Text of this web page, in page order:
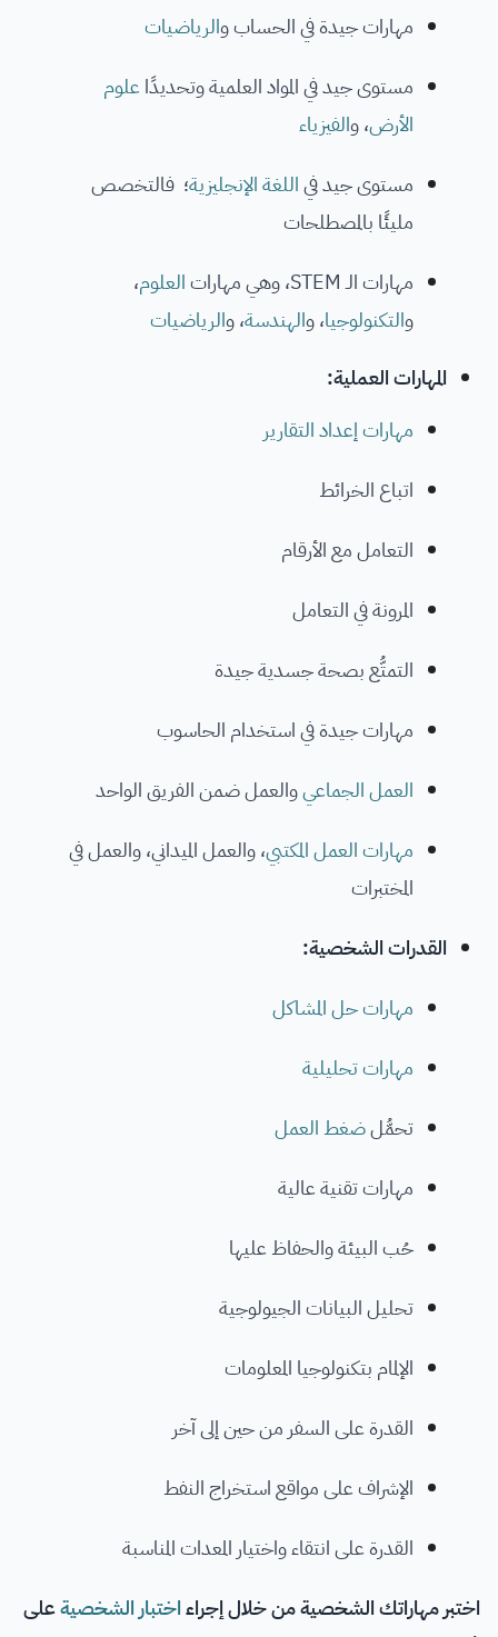
مهارات جيدة في الحساب والرياضيات
مستوى جيد في المواد العلمية وتحديدًا علوم
الأرض، والفيزياء
مستوى جيد فياللغة الإنجليزية؛ فالتخصص
مليئًا بالمصطلحات
مهارات الـ STEM، وهي مهارات
العلوم،
والتكنولوجيا، والهندسة، والرياضيات
المهارات العملية:
مهارات إعداد التقارير
اتباع الخرائط
التعامل مع الأرقام
المرونة في التعامل
التمتُّع بصحة جسدية جيدة
مهارات جيدة في استخدام الحاسوب
العمل الجماعيوالعمل ضمن الفريق الواحد
مهارات العمل المكتبي، والعمل الميداني، والعمل في
المختبرات
القدرات الشخصية:
مهارات حل المشاكل
مهارات تحليلية
تحمُّلضغط العمل
مهارات تقنية عالية
حُب البيئة والحفاظ عليها
تحليل البيانات الجيولوجية
الإلمام بتكنولوجيا المعلومات
القدرة على السفر من حين إلى آخر
الإشراف على مواقع استخراج النفط
القدرة على انتقاء واختيار المعدات المناسبة
اختبر مهاراتك الشخصية من خلال إجراءاختبار الشخصيةعلى